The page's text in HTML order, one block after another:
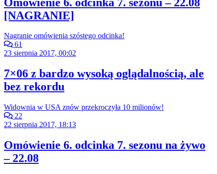
[NAGRANIE]
Nagranie omówienia szóstego odcinka!
61
23 sierpnia 2017, 00:02
7×06 z bardzo wysoką oglądalnością, ale
bez rekordu
Widownia w USA znów przekroczyła 10 milionów!
22
22 sierpnia 2017, 18:13
Omówienie 6. odcinka 7. sezonu na żywo
– 22.08